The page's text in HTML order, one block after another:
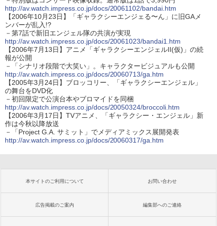
http://av.watch.impress.co.jp/docs/20061102/bandai.htm
【2006年10月23日】「ギャラクシーエンジェる〜ん」に旧GAメ
ンバーが乱入!?
－第7話で新旧エンジェル隊の共演が実現
http://av.watch.impress.co.jp/docs/20061023/bandai1.htm
【2006年7月13日】アニメ「ギャラクシーエンジェルII(仮)」の続
報が公開
－「シナリオ段階で大笑い」。キャラクタービジュアルも公開
http://av.watch.impress.co.jp/docs/20060713/ga.htm
【2005年3月24日】ブロッコリー、「ギャラクシーエンジェル」
の舞台をDVD化
－初回限定で公演台本やブロマイドを同梱
http://av.watch.impress.co.jp/docs/20050324/broccoli.htm
【2006年3月17日】TVアニメ、「ギャラクシー・エンジェル」新
作は今秋以降放送
－「Project G.A. サミット」でメディアミックス展開発表
http://av.watch.impress.co.jp/docs/20060317/ga.htm
本サイトのご利用について お問い合わせ
広告掲載のご案内 編集部へのご連絡